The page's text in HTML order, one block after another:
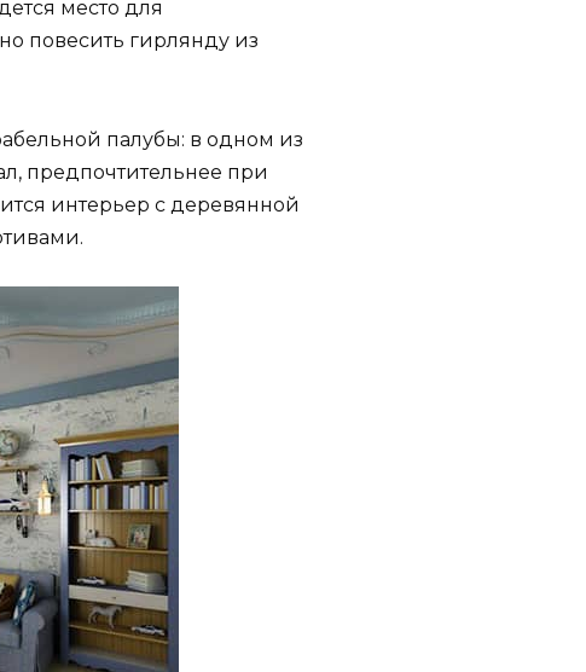
место для
повесить гирлянду из
палубы: в одном из
предпочтительнее при
интерьер с деревянной